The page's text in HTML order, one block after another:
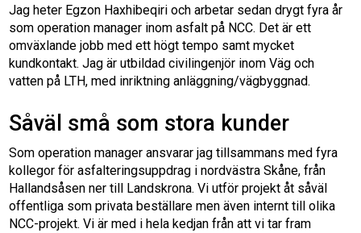
Jag heter Egzon Haxhibeqiri och arbetar sedan drygt fyra år
som operation manager inom asfalt på NCC. Det är ett
omväxlande jobb med ett högt tempo samt mycket
kundkontakt. Jag är utbildad civilingenjör inom Väg och
vatten på LTH, med inriktning anläggning/vägbyggnad.
Såväl små som stora kunder
Som operation manager ansvarar jag tillsammans med fyra
kollegor för asfalteringsuppdrag i nordvästra Skåne, från
Hallandsåsen ner till Landskrona. Vi utför projekt åt såväl
offentliga som privata beställare men även internt till olika
NCC-projekt. Vi är med i hela kedjan från att vi tar fram